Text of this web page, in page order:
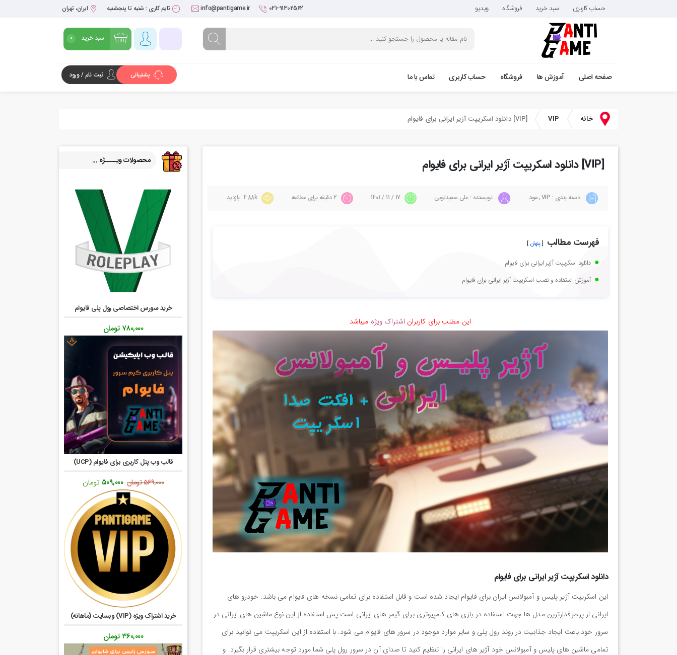
حساب کاربری سبد خرید فروشگاه ویدیو 021-91302562
info@pantigame.ir تایم کاری : شنبه تا پنجشنبه ایران، تهران
سبد خرید 0
صفحه اصلی آموزش ها فروشگاه حساب کاربری تماس با ما پشتیبانی ثبت نام / ورود
خانه VIP [VIP] دانلود اسکریپت آژیر ایرانی برای فایوام
[VIP] دانلود اسکریپت آژیر ایرانی برای فایوام
دسته بندی : VIP
,مود نویسنده : علی سعیدلویی 4.88k بازدید
فهرست مطالب پنهان
دانلود اسکریپت آژیر ایرانی برای فایوام
آموزش استفاده و نصب اسکریپت آژیر ایرانی برای فایوام
این مطلب برای کاربران اشتراک ویژه میباشد
دانلود اسکریپت آژیر ایرانی برای فایوام
این اسکریپت آژیر پلیس و آمبولانس ایران برای فایوام ایجاد شده است و قابل استفاده برای تمامی نسخه های فایوام می باشد. خودرو های
ایرانی از پرطرفدارترین مدل ها جهت استفاده در بازی های کامپیوتری برای گیمر های ایرانی است پس استفاده از این نوع ماشین های ایرانی در
سرور خود باعث ایجاد جذابیت در روند رول پلی و سایر موارد موجود در سرور های فایوام می شود. با استفاده از این اسکریپت می توانید برای
تمامی ماشین های پلیس و آمبولانس خود آژیر های ایرانی را تنظیم کنید تا صدای آن در سرور رول پلی شما مورد توجه بیشتری قرار بگیرد. و
محصولات ویــــژه ...
خرید سورس اختصاصی رول پلی فایوام
۷۸۰,۰۰۰ تومان
قالب وب پنل کاربری برای فایوام (UCP)
۵۶۹,۰۰۰تومان قیمت
اصلی:
۵۶۹,۰۰۰ تومان
بود.
۵۰۹,۰۰۰ تومان
خرید اشتراک ویژه (VIP) وبسایت (ماهانه)
۳۶۰,۰۰۰تومان